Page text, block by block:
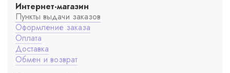
Интернет-магазин
Пункты выдачи заказов
Оформление заказа
Оплата
Доставка
Обмен и возврат